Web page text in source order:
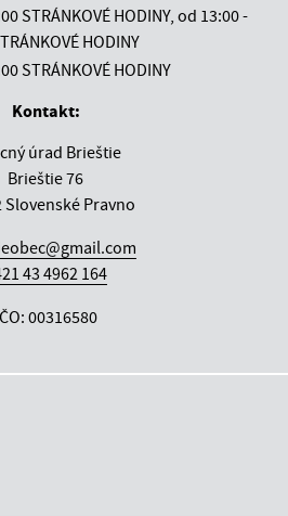
STRÁNKOVÉ HODINY, od 13:00 -
HODINY
STRÁNKOVÉ HODINY
Kontakt:
úrad Brieštie
Brieštie 76
Slovenské Pravno
43 4962 164
00316580